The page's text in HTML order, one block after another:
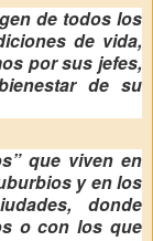
de todos los
de vida,
por sus jefes,
de su
que viven en
y en los
donde
o con los que